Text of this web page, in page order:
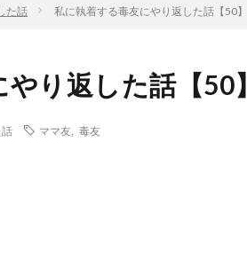
た話 私に執着する毒友にやり返した話【50】
り返した話【50】
話 ママ友 毒友